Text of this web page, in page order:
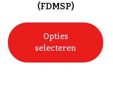
(FDMSP)
Opties
selecteren